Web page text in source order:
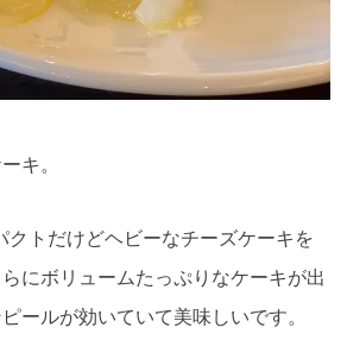
キ。
トだけどヘビーなチーズケーキを
にボリュームたっぷりなケーキが出
ールが効いていて美味しいです。